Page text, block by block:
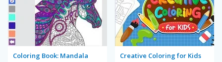
Coloring Book: Mandala Creative Coloring for Kids